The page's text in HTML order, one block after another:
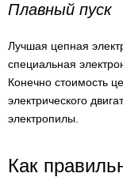
Плавный пуск
Лучшая цепная
специальная
Конечно стоимость
электрического
электропилы.
Как